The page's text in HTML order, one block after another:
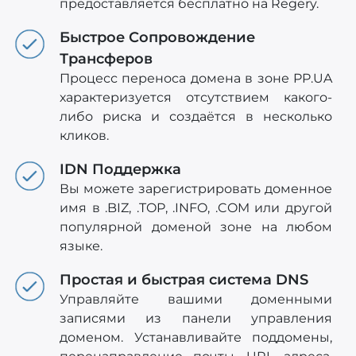
предоставляется бесплатно на Regery.
Быстрое Сопровождение
Трансферов
Процесс переноса домена в зоне PP.UA
характеризуется отсутствием какого-
либо риска и создаётся в несколько
кликов.
IDN Поддержка
Вы можете зарегистрировать доменное
имя в .BIZ, .TOP, .INFO, .COM или другой
популярной доменой зоне на любом
языке.
Простая и быстрая система DNS
Управляйте вашими доменными
записями из панели управления
доменом. Устанавливайте поддомены,